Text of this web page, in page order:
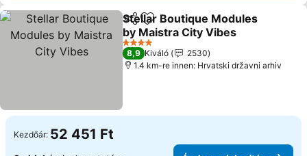
Megosztás
Hozzáadás a kedvencekhez
Stellar Boutique Modules
by Maistra City Vibes
4 Kategória
8,9 Kiváló
2530
1.4 km-re innen: Hrvatski državni arhiv
Kezdőár: 52 451 Ft